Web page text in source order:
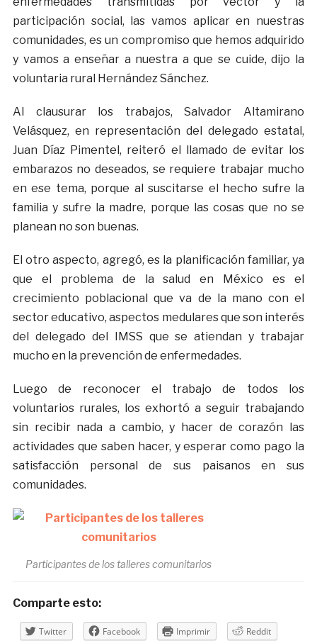
participación social, las vamos aplicar en nuestras
comunidades, es un compromiso que hemos adquirido
y vamos a enseñar a nuestra a que se cuide, dijo la
voluntaria rural Hernández Sánchez.
Al clausurar los trabajos, Salvador Altamirano
Velásquez, en representación del delegado estatal,
Juan Díaz Pimentel, reiteró el llamado de evitar los
embarazos no deseados, se requiere trabajar mucho
en ese tema, porque al suscitarse el hecho sufre la
familia y sufre la madre, porque las cosas que no se
planean no son buenas.
El otro aspecto, agregó, es la planificación familiar, ya
que el problema de la salud en México es el
crecimiento poblacional que va de la mano con el
sector educativo, aspectos medulares que son interés
del delegado del IMSS que se atiendan y trabajar
mucho en la prevención de enfermedades.
Luego de reconocer el trabajo de todos los
voluntarios rurales, los exhortó a seguir trabajando
sin recibir nada a cambio, y hacer de corazón las
actividades que saben hacer, y esperar como pago la
satisfacción personal de sus paisanos en sus
comunidades.
Participantes de los talleres comunitarios
Comparte esto:
Twitter Facebook Imprimir
Reddit